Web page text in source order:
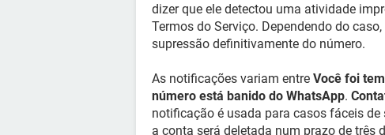
dizer que ele detectou uma atividade
Termos do Serviço. Dependendo do
supressão definitivamente do número.
As notificações variam entre Você foi
número está banido do WhatsApp.
notificação é usada para casos fáceis
a conta será deletada num prazo de três